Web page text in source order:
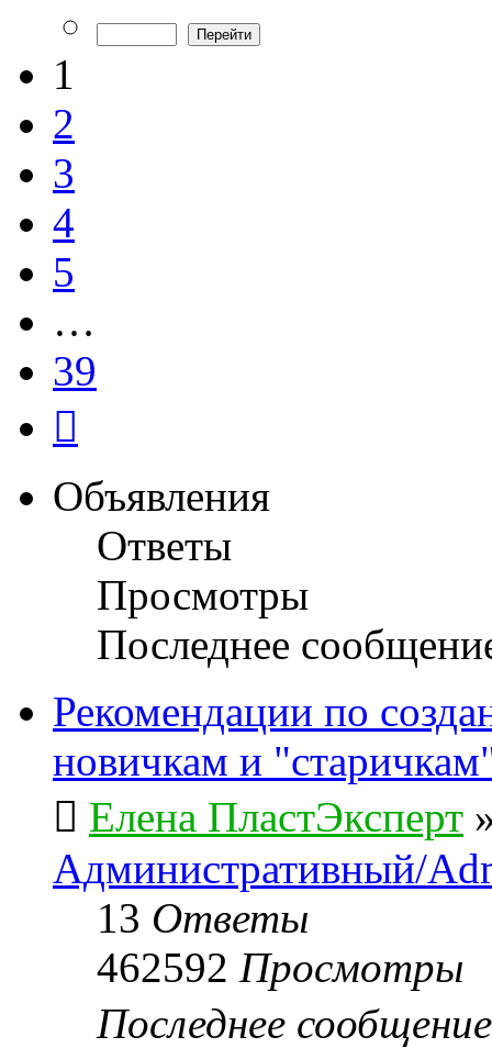
1
2
3
4
5
…
39
Объявления
Ответы
Просмотры
Последнее
Рекомендации по
новичкам и
Елена ПластЭксперт
Административный/
13 Ответы
462592 Просмотры
Последнее